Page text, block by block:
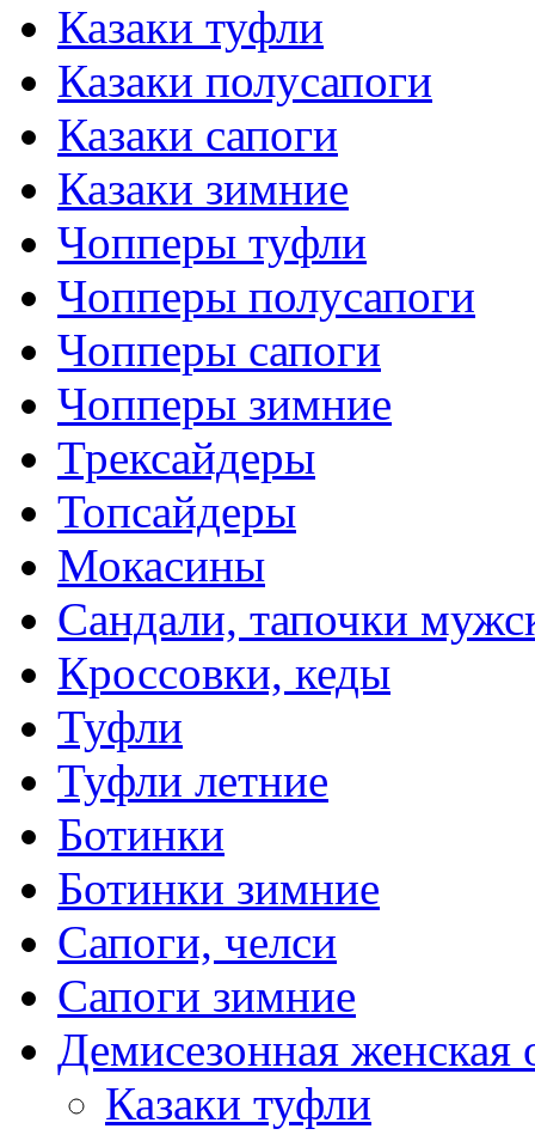
Казаки туфли
Казаки полусапоги
Казаки сапоги
Казаки зимние
Чопперы туфли
Чопперы полусапоги
Чопперы сапоги
Чопперы зимние
Трексайдеры
Топсайдеры
Мокасины
Сандали, тапочки
Кроссовки, кеды
Туфли
Туфли летние
Ботинки
Ботинки зимние
Сапоги, челси
Сапоги зимние
Демисезонная женская
Казаки туфли